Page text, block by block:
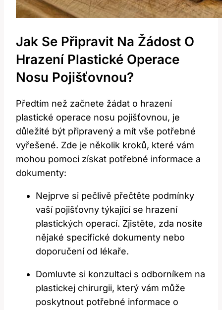
Jak Se Připravit Na Žádost O
Hrazení Plastické Operace
Nosu Pojišťovnou?
Předtím než začnete žádat‌ o hrazení
plastické ⁤operace⁣ nosu pojišťovnou,​ je
důležité‍ být připravený a mít ⁤vše potřebné
vyřešené. Zde je‌ několik kroků,‍ které ⁢vám
mohou pomoci získat potřebné informace a
dokumenty:
Nejprve ⁣si pečlivě‌ přečtěte podmínky
vaší pojišťovny ‍týkající⁤ se hrazení​
plastických operací.​ Zjistěte, zda nosíte
nějaké specifické⁤ dokumenty ⁢nebo
doporučení od lékaře.
Domluvte si⁣ konzultaci s ​odborníkem na
plastickej chirurgii,⁣ který vám může
poskytnout ⁢potřebné ⁤informace o